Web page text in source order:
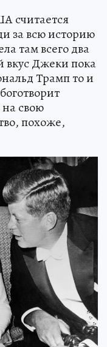
считается
за всю историю
там всего два
вкус Джеки пока
Трамп то и
свою
похоже,